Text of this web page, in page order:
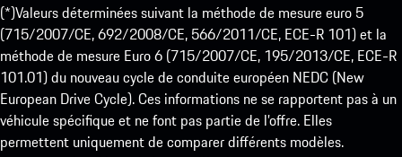
(*)Valeurs déterminées suivant la méthode de mesure euro 5
(715/2007/CE, 692/2008/CE, 566/2011/CE, ECE-R 101) et la
méthode de mesure Euro 6 (715/2007/CE, 195/2013/CE, ECE-R
101.01) du nouveau cycle de conduite européen NEDC (New
European Drive Cycle). Ces informations ne se rapportent pas à un
véhicule spécifique et ne font pas partie de l’offre. Elles
permettent uniquement de comparer différents modèles.